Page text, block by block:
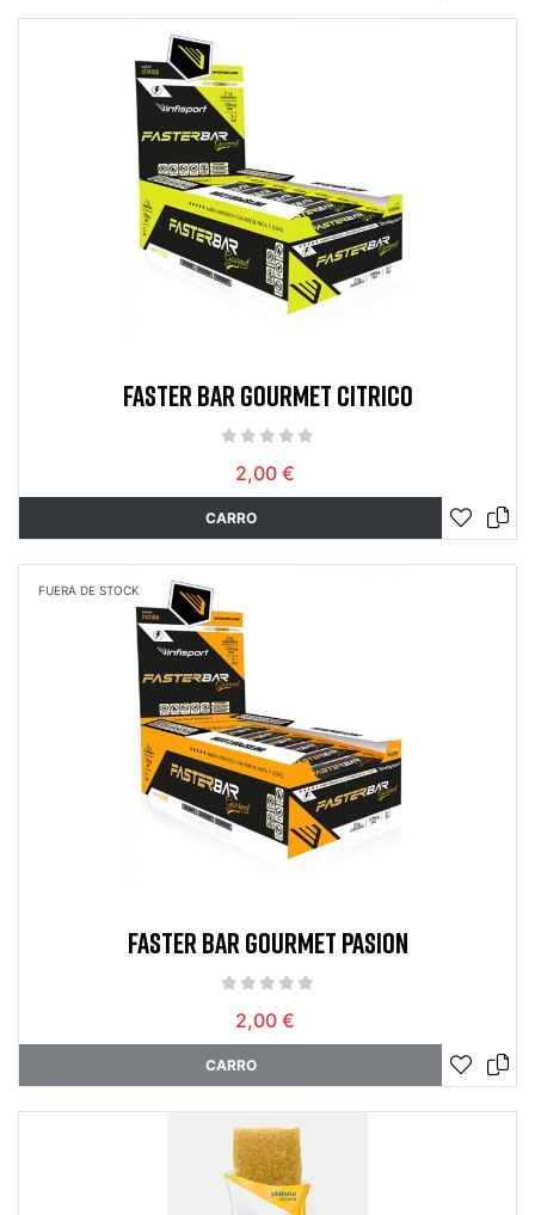
FASTER BAR GOURMET CITRICO
2,00 €
CARRO
FUERA DE STOCK
FASTER BAR GOURMET PASION
2,00 €
CARRO